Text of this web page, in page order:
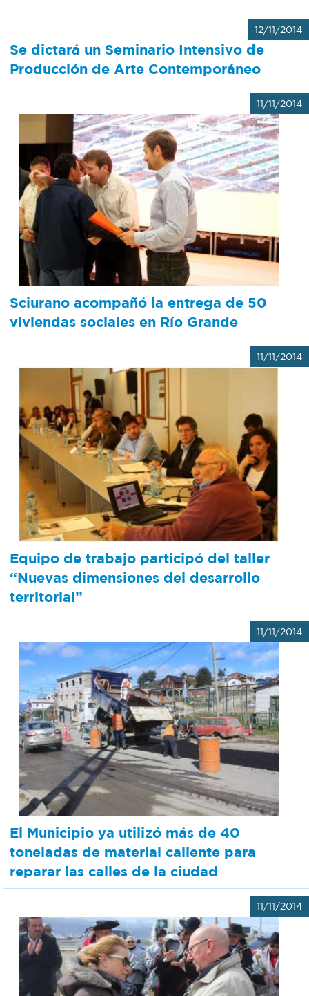
12/11/2014
Se dictará un Seminario Intensivo de
Producción de Arte Contemporáneo
11/11/2014
Sciurano acompañó la entrega de 50
viviendas sociales en Río Grande
11/11/2014
Equipo de trabajo participó del taller
“Nuevas dimensiones del desarrollo
territorial”
11/11/2014
El Municipio ya utilizó más de 40
toneladas de material caliente para
reparar las calles de la ciudad
11/11/2014